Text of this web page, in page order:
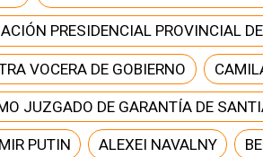
PRESIDENCIAL PROVINCIAL
VOCERA DE GOBIERNO
JUZGADO DE GARANTÍA DE
PUTIN ALEXEI NAVALNY